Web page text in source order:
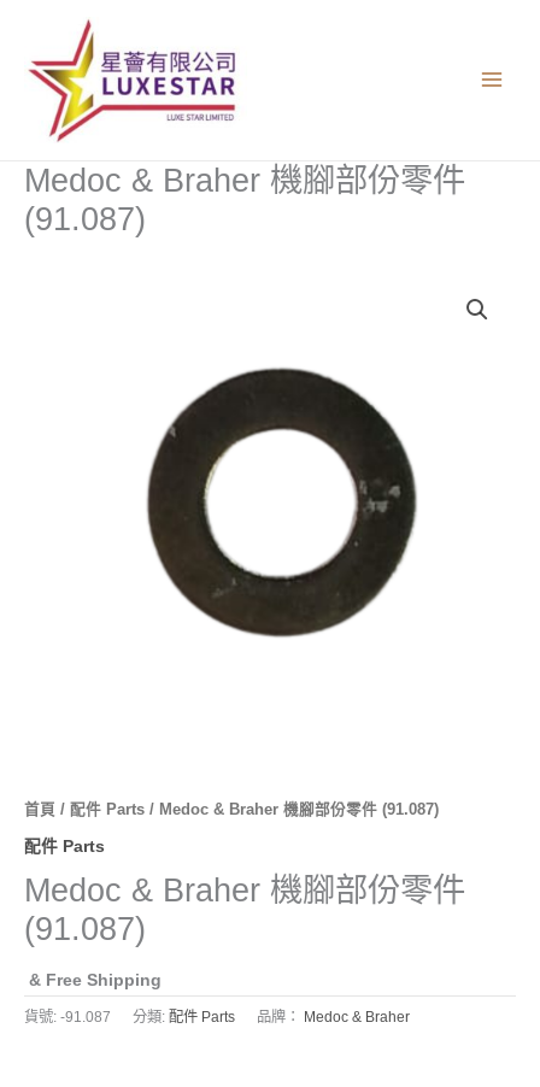
Medoc & Braher 機腳部份零件
(91.087)
首頁 / 配件 Parts / Medoc & Braher 機腳部份零件 (91.087)
配件 Parts
Medoc & Braher 機腳部份零件
(91.087)
& Free Shipping
貨號: -91.087 分類: 配件 Parts 品牌： Medoc & Braher